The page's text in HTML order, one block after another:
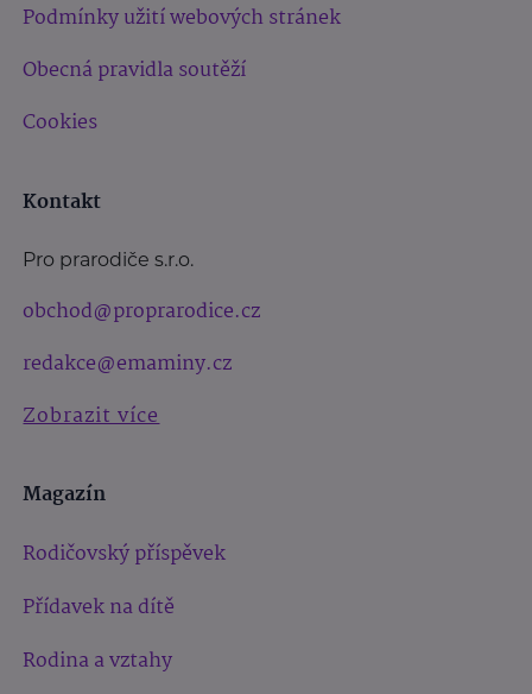
Podmínky užití webových stránek
Obecná pravidla soutěží
Cookies
Kontakt
Pro prarodiče s.r.o.
obchod@proprarodice.cz
redakce@emaminy.cz
Zobrazit více
Magazín
Rodičovský příspěvek
Přídavek na dítě
Rodina a vztahy